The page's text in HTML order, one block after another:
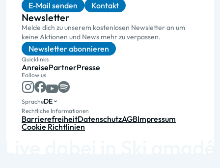
E-Mail senden Kontakt
Newsletter
Melde dich zu unserem kostenlosen Newsletter an um
keine Aktionen und News mehr zu verpassen.
Newsletter abonnieren
Quicklinks
AnreisePartnerPresse
Follow us
SpracheDE
Rechtliche Informationen
BarrierefreiheitDatenschutzAGBImpressum
Cookie Richtlinien